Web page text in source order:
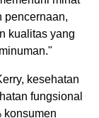
pencernaan,
kualitas yang
kesehatan
fungsional
konsumen